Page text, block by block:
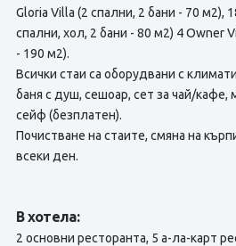
Gloria Villa (2 спални, 2 бани - 70 м2),
спални, хол, 2 бани - 80 м2) 4 Owner
- 190 м2).
Всички стаи са оборудвани с
баня с душ, сешоар, сет за чай/кафе,
сейф (безплатен).
Почистване на стаите, смяна на
всеки ден.
В хотела:
2 основни ресторанта, 5 а-ла-карт